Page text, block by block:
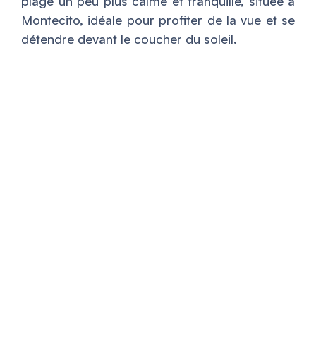
Montecito, idéale pour profiter de la vue et se
détendre devant le coucher du soleil.